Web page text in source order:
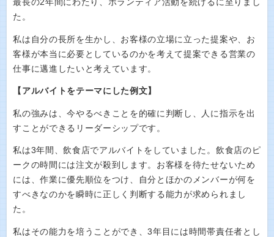
最長の2年間にわたり、ボランティア活動を続けるに至りまし
た。
私は自分の長所を生かし、お客様の立場に立った提案や、お
客様が本当に必要としているのかを考えて提案できる営業の
仕事に邁進したいと考えています。
【アルバイトをテーマにした例文】
私の強みは、今やるべきことを的確に判断し、人に指示を出
すことができるリーダーシップです。
私は3年間、飲食店でアルバイトをしていました。飲食店のピ
ークの時間には注文が殺到します。お客様を待たせないため
には、作業に優先順位をつけ、自分とほかのメンバーが何を
すべきなのかを瞬時に正しく判断する能力が求められまし
た。
私はその能力を培うことができ、3年目には時間帯責任者とし